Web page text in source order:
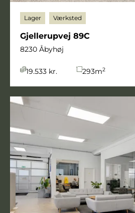
Lager Værksted
Gjellerupvej 89C
8230 Åbyhøj
19.533 kr. 293m2